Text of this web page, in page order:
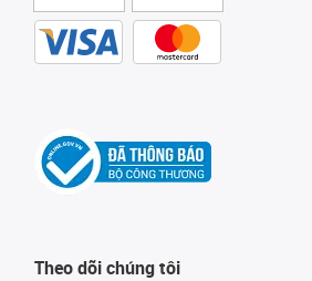
Theo dõi chúng tôi